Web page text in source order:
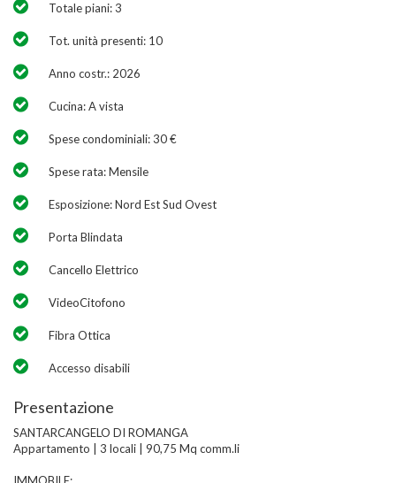
Totale piani: 3
Tot. unità presenti: 10
Anno costr.: 2026
Cucina: A vista
Spese condominiali: 30 €
Spese rata: Mensile
Esposizione: Nord Est Sud Ovest
Porta Blindata
Cancello Elettrico
VideoCitofono
Fibra Ottica
Accesso disabili
Presentazione
SANTARCANGELO DI ROMANGA
Appartamento | 3 locali | 90,75 Mq comm.li